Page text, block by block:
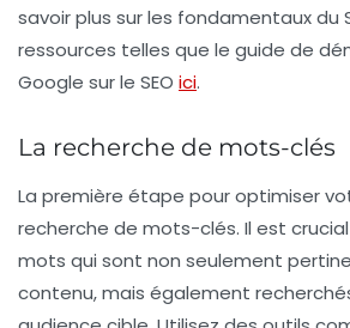
savoir plus sur les fondamentaux du
ressources telles que le guide de
Google sur le SEO ici.
La recherche de mots-clés
La première étape pour optimiser
recherche de mots-clés. Il est
mots qui sont non seulement
contenu, mais également